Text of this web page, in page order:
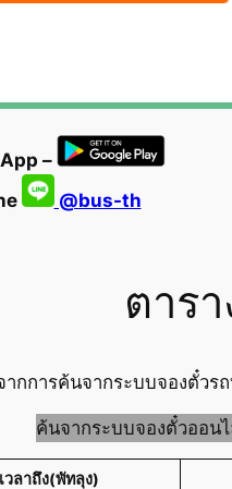
–
@bus-th
ตาร
กการค้นจากระบบจองตั๋ว
ค้นจากระบบจองตั๋วออน
เวลาถึง(พัทลุง)